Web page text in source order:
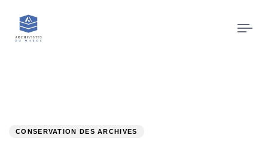
CONSERVATION DES ARCHIVES